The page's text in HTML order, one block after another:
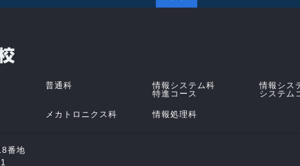
普通科
情報システム科
特進コース
情報シス
システム
メカトロニクス科 情報処理科
番地